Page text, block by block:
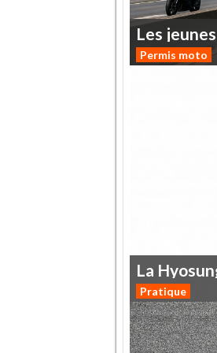
Les jeunes
Permis moto
La
Pratique